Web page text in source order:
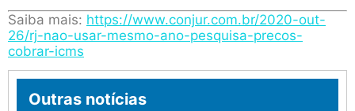
Saiba mais: https://www.conjur.com.br/2020-out-
26/rj-nao-usar-mesmo-ano-pesquisa-precos-
cobrar-icms
Outras notícias